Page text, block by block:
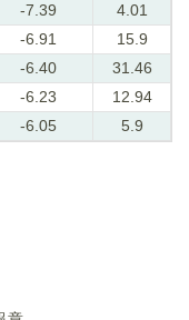
-7.39
4.01
-6.91
15.9
-6.40
31.46
-6.23
12.94
-6.05 5.9